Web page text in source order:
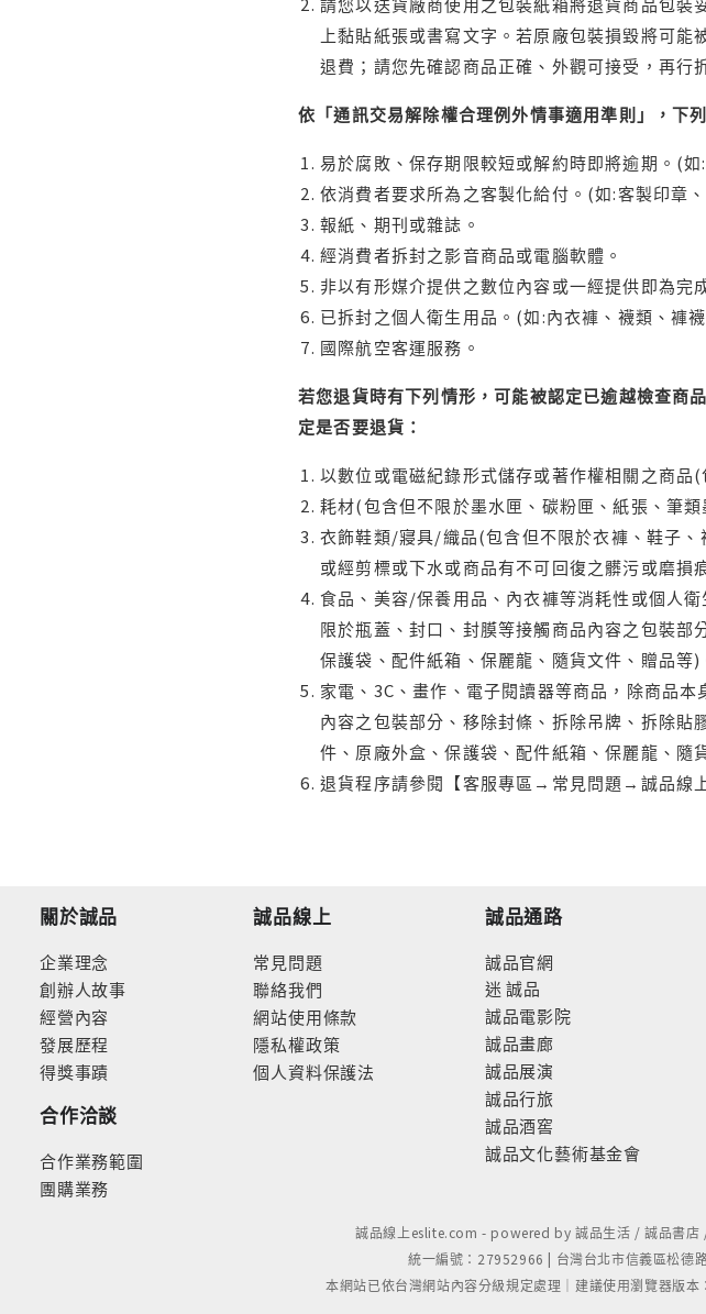
上黏貼紙張或書寫文字。若原廠包裝損毀將可
退費；請您先確認商品正確、外觀可接受，再行
依「通訊交易解除權合理例外情事適用準則」，下
易於腐敗、保存期限較短或解約時即將逾期。(
依消費者要求所為之客製化給付。(如:客製印章
報紙、期刊或雜誌。
經消費者拆封之影音商品或電腦軟體。
非以有形媒介提供之數位內容或一經提供即為
已拆封之個人衛生用品。(如:內衣褲、襪類、褲
國際航空客運服務。
若您退貨時有下列情形，可能被認定已逾越檢查商
定是否要退貨：
以數位或電磁紀錄形式儲存或著作權相關之商品
耗材(包含但不限於墨水匣、碳粉匣、紙張、筆
衣飾鞋類/寢具/織品(包含但不限於衣褲、鞋子
或經剪標或下水或商品有不可回復之髒污或磨損
食品、美容/保養用品、內衣褲等消耗性或個人
限於瓶蓋、封口、封膜等接觸商品內容之包裝
保護袋、配件紙箱、保麗龍、隨貨文件、贈品等)
家電、3C、畫作、電子閱讀器等商品，除商品
內容之包裝部分、移除封條、拆除吊牌、拆除
件、原廠外盒、保護袋、配件紙箱、保麗龍、隨
退貨程序請參閱【客服專區→常見問題→誠品線
關於誠品
企業理念
創辦人故事
經營內容
發展歷程
得獎事蹟
合作洽談
合作業務範圍
團購業務
誠品線上
常見問題
聯絡我們
網站使用條款
隱私權政策
個人資料保護法
誠品通路
誠品官網
迷 誠品
誠品電影院
誠品畫廊
誠品展演
誠品行旅
誠品酒窖
誠品文化藝術基金會
誠品線上eslite.com - powered by 誠品生活 / 誠品書
統一編號：27952966 | 台灣台北市信義區松
本網站已依台灣網站內容分級規定處理｜建議使用瀏覽器